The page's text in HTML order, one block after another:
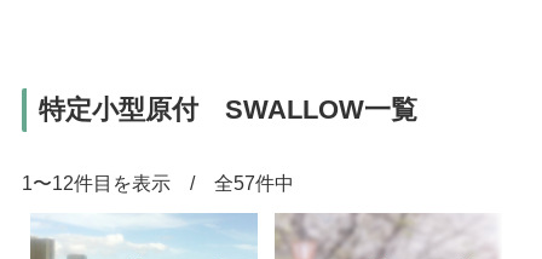
特定小型原付 SWALLOW一覧
1〜12件目を表示 / 全57件中